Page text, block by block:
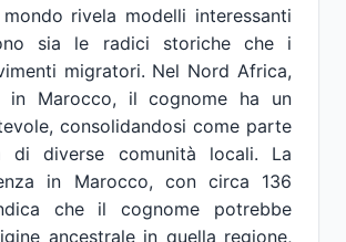
rivela modelli interessanti
sia le radici storiche che i
migratori. Nel Nord Africa,
in Marocco, il cognome ha un
consolidandosi come parte
di diverse comunità locali. La
in Marocco, con circa 136
che il cognome potrebbe
ancestrale in quella regione,